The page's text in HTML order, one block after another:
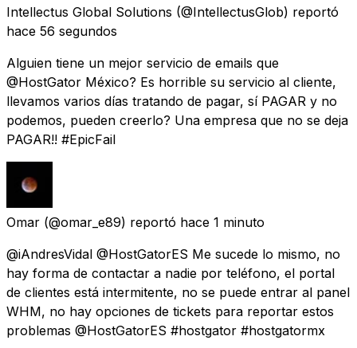
Intellectus Global Solutions (@IntellectusGlob) reportó
hace 56 segundos
Alguien tiene un mejor servicio de emails que
@HostGator México? Es horrible su servicio al cliente,
llevamos varios días tratando de pagar, sí PAGAR y no
podemos, pueden creerlo? Una empresa que no se deja
PAGAR!! #EpicFail
Omar (@omar_e89) reportó hace 1 minuto
@iAndresVidal @HostGatorES Me sucede lo mismo, no
hay forma de contactar a nadie por teléfono, el portal
de clientes está intermitente, no se puede entrar al panel
WHM, no hay opciones de tickets para reportar estos
problemas @HostGatorES #hostgator #hostgatormx